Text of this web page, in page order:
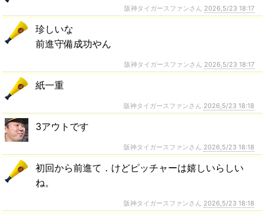
阪神タイガースファンさん 2026,5/23 18:17
珍しいな
前進守備成功やん
阪神タイガースファンさん 2026,5/23 18:17
紙一重
阪神タイガースファンさん 2026,5/23 18:18
3アウトです
阪神タイガースファンさん 2026,5/23 18:18
初回から前進て．けどピッチャーは嬉しいらしい
ね。
阪神タイガースファンさん 2026,5/23 18:18